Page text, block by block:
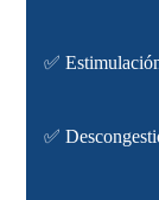
✅
✅